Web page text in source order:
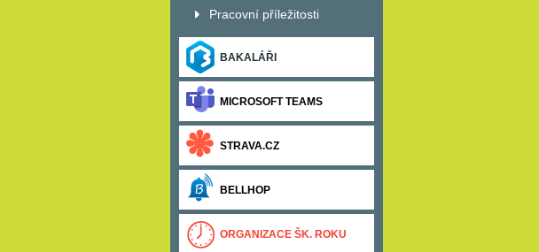
Pracovní příležitosti
BAKALÁŘI
MICROSOFT TEAMS
STRAVA.CZ
BELLHOP
ORGANIZACE ŠK. ROKU